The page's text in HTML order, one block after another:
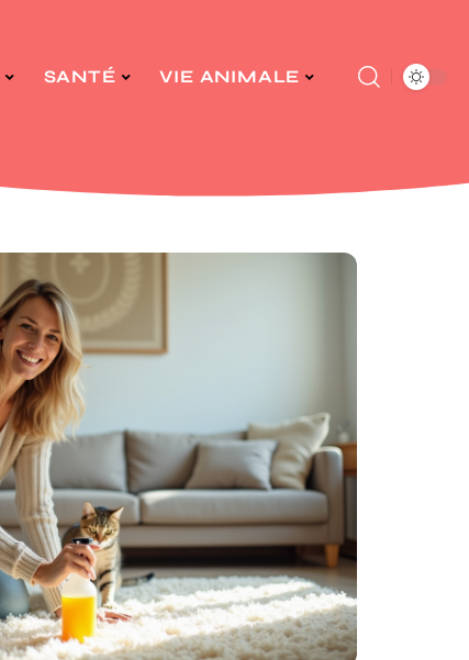
SANTÉ VIE ANIMALE